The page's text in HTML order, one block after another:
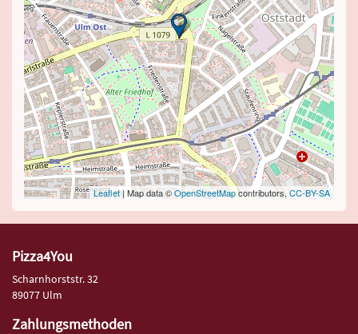
Leaflet| Map data ©OpenStreetMapcontributors, CC-BY-SA
Pizza4You
Scharnhorststr. 32
89077 Ulm
Zahlungsmethoden